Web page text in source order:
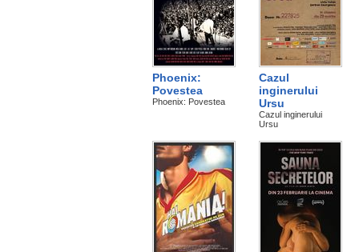
Phoenix:
Povestea
Phoenix: Povestea
Cazul
inginerului
Ursu
Cazul inginerului
Ursu